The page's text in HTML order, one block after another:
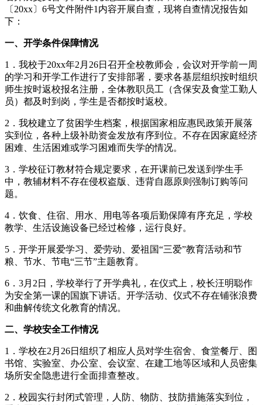
〔20xx〕6号文件附件1内容开展自查，现将自查情况报告如
下：
一、开学条件保障情况
1．我校于20xx年2月26日召开全校教师会，会议对开学前一周
的学习和开学工作进行了安排部署，要求各基层组织按时组织
师生按时返校报名注册，全体教职员工（含保安及食堂工勤人
员）都及时到岗，学生是否都按时返校。
2．我校建立了贫困学生档案，根据国家相应惠民政策开展落
实到位，各种上级补助资金发放有序到位。不存在因家庭经济
困难、生活困难或学习困难而失学的情况。
3．学校征订教材符合规定要求，在开课前已发送到学生手
中，教辅材料不存在侵权盗版、违背自愿原则强制订购等问
题。
4．饮食、住宿、用水、用电等各项后勤保障有序充足，学校
教学、生活设施设备已经过检修，运行良好。
5．开学开展爱学习、爱劳动、爱祖国“三爱”教育活动和节
粮、节水、节电“三节”主题教育。
6．3月2日，学校举行了开学典礼，在仪式上，校长汪明聪作
为安全第一课的国旗下讲话。开学活动、仪式不存在铺张浪费
和曲解传统文化教育的情况。
二、学校安全工作情况
1．学校在2月26日组织了相应人员对学生宿舍、食堂餐厅、图
书馆、实验室、办公室、会议室、在建工地等区域和人员密集
场所安全隐患进行全面排查整改。
2．校园实行封闭式管理，人防、物防、技防措施落实到位，